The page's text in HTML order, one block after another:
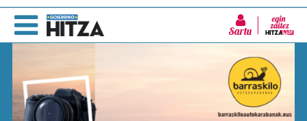
Sartu